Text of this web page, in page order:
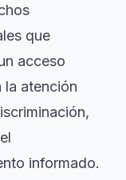
que
acceso
la atención
informado.